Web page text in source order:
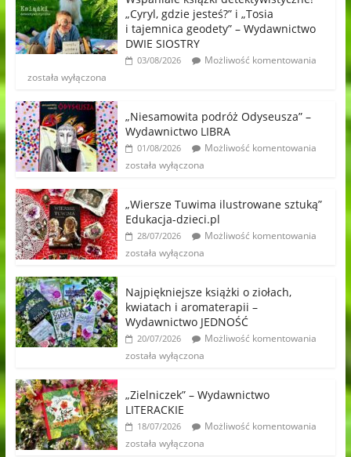
„Cyryl, gdzie jesteś?” i „Tosia
i tajemnica geodety” – Wydawnictwo
DWIE SIOSTRY
03/08/2026
Możliwość komentowania
została wyłączona
„Niesamowita podróż Odyseusza” –
Wydawnictwo LIBRA
01/08/2026
Możliwość komentowania
została wyłączona
„Wiersze Tuwima ilustrowane sztuką”
Edukacja-dzieci.pl
28/07/2026
Możliwość komentowania
została wyłączona
Najpiękniejsze książki o ziołach,
kwiatach i aromaterapii –
Wydawnictwo JEDNOŚĆ
20/07/2026
Możliwość komentowania
została wyłączona
„Zielniczek” – Wydawnictwo
LITERACKIE
18/07/2026
Możliwość komentowania
została wyłączona